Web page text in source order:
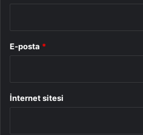
E-posta *
İnternet sitesi